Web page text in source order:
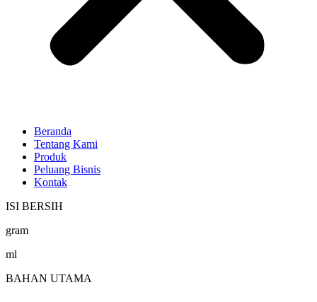
Beranda
Tentang Kami
Produk
Peluang Bisnis
Kontak
ISI BERSIH
gram
ml
BAHAN UTAMA